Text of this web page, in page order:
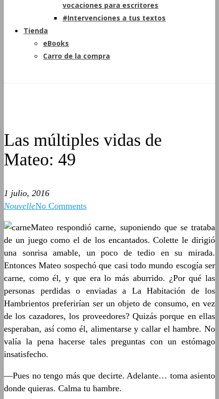
vocaciones para escritores
#Intervenciones a tus textos
Tienda
eBooks
Carro de la compra
Las múltiples vidas de
Mateo: 49
1 julio, 2016
NouvelleNo Comments
Mateo respondió carne, suponiendo que se trataba
de un juego como el de los encantados. Colette le dirigió
una sonrisa amable, un poco de tedio en su mirada.
Entonces Mateo sospechó que casi todo mundo escogía ser
carne, como él, y que era lo más aburrido. ¿Por qué las
personas perdidas o enviadas a La Habitación de los
Hambrientos preferirían ser un objeto de consumo, en vez
de los cazadores, los proveedores? Quizás porque en ellas
esperaban, así como él, alimentarse y callar el hambre. No
valía la pena hacerse tales preguntas con un estómago
insatisfecho.
—Pues no tengo más que decirte. Adelante… toma asiento
donde quieras. Calma tu hambre.